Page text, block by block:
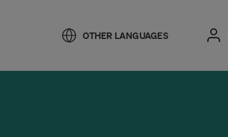
OTHER LANGUAGES